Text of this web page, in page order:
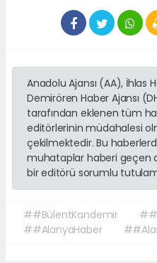
Anadolu Ajansı (AA), İhlas
Demirören Haber Ajansı
tarafından eklenen tüm
editörlerinin müdahalesi
çekilmektedir. Bu
muhataplar haberi geçen
bir editörü sorumlu
##BülentKandemir
##AlanyaHaber